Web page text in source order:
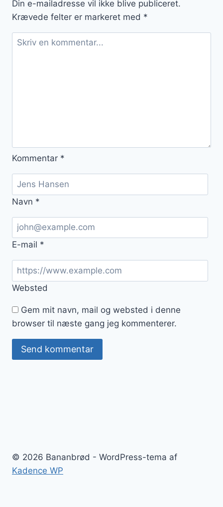
Din e-mailadresse vil ikke blive publiceret.
Krævede felter er markeret med *
Kommentar *
Navn *
E-mail *
Websted
Gem mit navn, mail og websted i denne
browser til næste gang jeg kommenterer.
© 2026 Bananbrød - WordPress-tema af
Kadence WP